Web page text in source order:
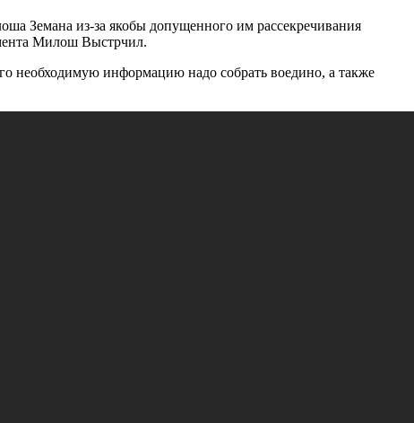
Земана из-за якобы допущенного им рассекречивания
Милош Выстрчил.
необходимую информацию надо собрать воедино, а также